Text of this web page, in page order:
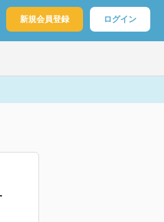
新規会員登録 ログイン